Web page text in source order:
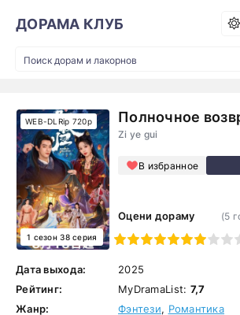
ДОРАМА КЛУБ
Полночное
Zi ye gui
В избранное
WEB-DLRip 720p
1 сезон 38 серия
Оцени дораму
1
2 3 4 5 6 7 8 9 10
(5
Дата выхода:
2025
Рейтинг:
MyDramaList: 7,7
Жанр:
Фэнтези, Романтика